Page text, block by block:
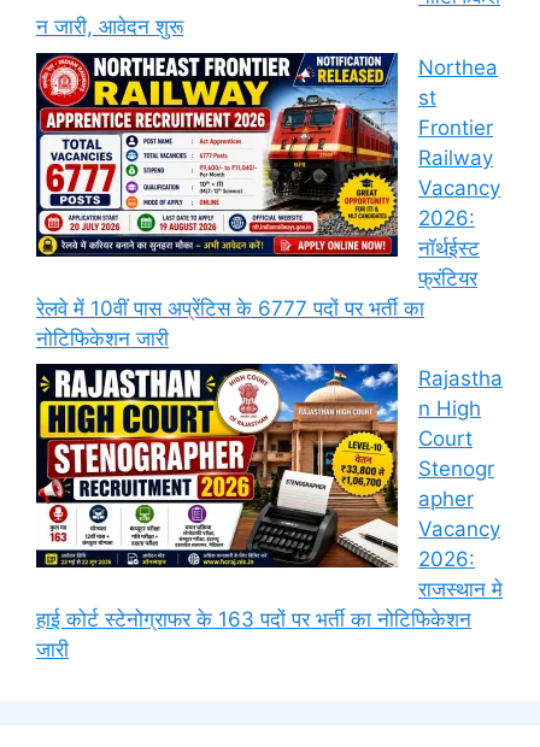
न जारी, आवेदन शुरू
Northea
st
Frontier
Railway
Vacancy
2026:
नॉर्थईस्ट
फ्रंटियर
रेलवे में 10वीं पास अप्रेंटिस के 6777 पदों पर भर्ती का
नोटिफिकेशन जारी
Rajastha
n High
Court
Stenogr
apher
Vacancy
2026:
राजस्थान मे
हाई कोर्ट स्टेनोग्राफर के 163 पदों पर भर्ती का नोटिफिकेशन
जारी